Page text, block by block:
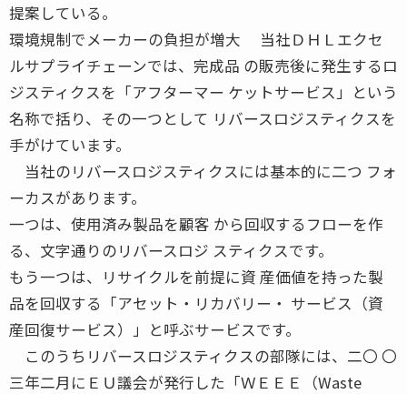
提案している。
環境規制でメーカーの負担が増大 当社ＤＨＬエクセ
ルサプライチェーンでは、完成品 の販売後に発生するロ
ジスティクスを「アフターマー ケットサービス」という
名称で括り、その一つとして リバースロジスティクスを
手がけています。
当社のリバースロジスティクスには基本的に二つ フォ
ーカスがあります。
一つは、使用済み製品を顧客 から回収するフローを作
る、文字通りのリバースロジ スティクスです。
もう一つは、リサイクルを前提に資 産価値を持った製
品を回収する「アセット・リカバリー・ サービス（資
産回復サービス）」と呼ぶサービスです。
このうちリバースロジスティクスの部隊には、二〇 〇
三年二月にＥＵ議会が発行した「ＷＥＥＥ（Waste